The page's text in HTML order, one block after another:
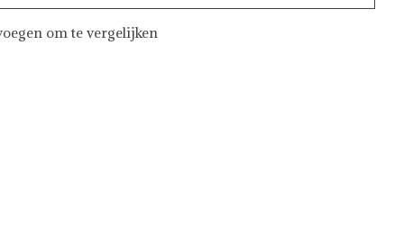
om te vergelijken